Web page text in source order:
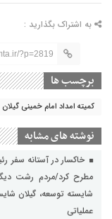
به اشتراک بگذارید :
?p=2819
برچسب ها
کمیته امداد امام خمینی گیلان
نوشته های مشابه
خاکسار در آستانه سفر
مطرح کرد/مردم رشت
شایسته توسعه، گیلان
عملیاتی